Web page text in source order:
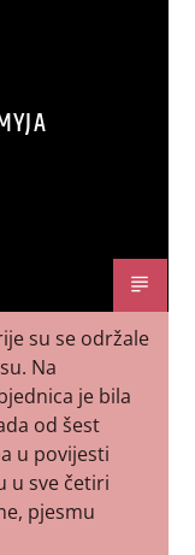
su se održale
Na
je bila
od šest
u povijesti
u sve četiri
pjesmu